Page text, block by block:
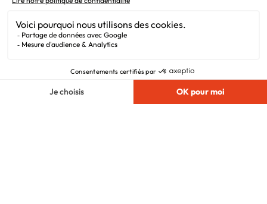
Newsletter
Mentions légales
Plan du site